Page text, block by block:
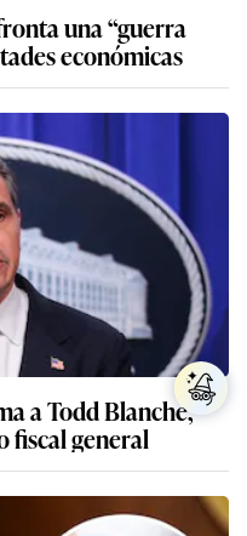
una “guerra
económicas
a Todd Blanche,
fiscal general